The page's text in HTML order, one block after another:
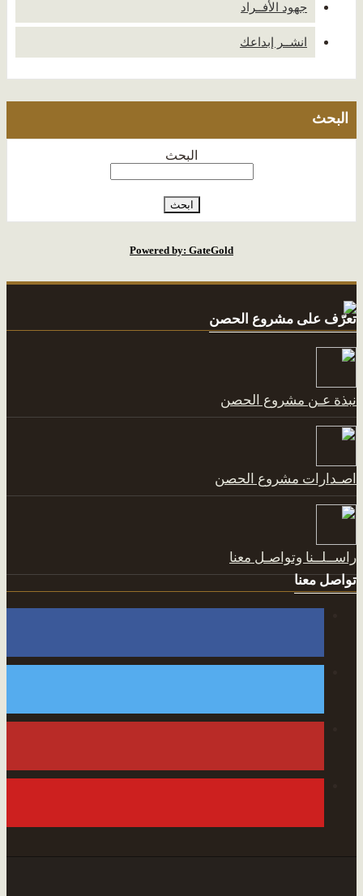
جهود الأفــراد
انشــر إبداعك
البحث
البحث
Powered by: GateGold
على مشروع الحصن
عـن مشروع الحصن
مشروع الحصن
وتواصـل معنا
معنا